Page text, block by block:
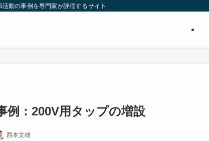
動の事例を専門家が評価するサイト
例：200V用タップの増設
西本文雄